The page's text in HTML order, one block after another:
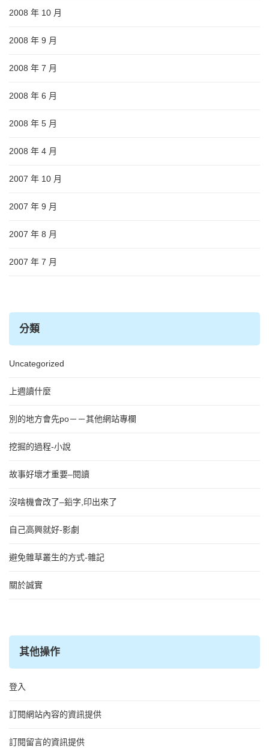
2008 年 10 月
2008 年 9 月
2008 年 7 月
2008 年 6 月
2008 年 5 月
2008 年 4 月
2007 年 10 月
2007 年 9 月
2007 年 8 月
2007 年 7 月
分類
Uncategorized
上週讀什麼
別的地方會先po－－其他網站專欄
挖掘的過程-小說
故事好壞才重要–閱讀
沒啥機會改了–鉛字,印出來了
自己高興就好-影劇
避免雜草叢生的方式-雜記
關於誠實
其他操作
登入
訂閱網站內容的資訊提供
訂閱留言的資訊提供